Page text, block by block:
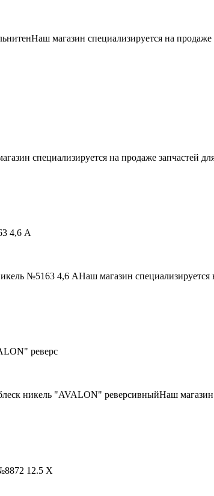
магазин специализируется на продаже
специализируется на продаже запчастей
№5163 4,6 АНаш магазин специализируется
никель "AVALON" реверсивныйНаш магазин